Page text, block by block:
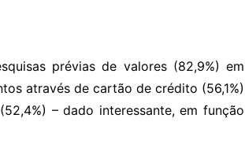
prévias de valores (82,9%) em
através de cartão de crédito (56,1%)
– dado interessante, em função